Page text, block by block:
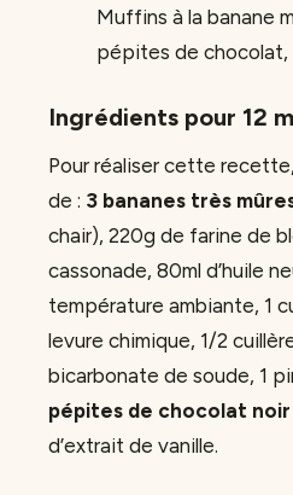
Muffins à la banane
pépites de
Ingrédients pour 12
Pour réaliser cette
de : 3 bananes très
chair), 220g de farine de
cassonade, 80ml d’huile
température ambiante, 1
levure chimique, 1/2
bicarbonate de soude, 1
pépites de chocolat noir
d’extrait de vanille.